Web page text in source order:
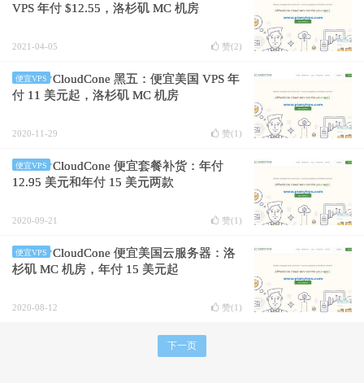
VPS 年付 $12.55，洛杉矶 MC 机房
2021-04-05 赞(2)
便宜VPS
CloudCone 黑五：便宜美国 VPS 年
付 11 美元起，洛杉矶 MC 机房
2020-11-29 赞(1 )
便宜VPS
CloudCone 便宜套餐补货：年付
12.95 美元和年付 15 美元两款
2020-09-21 赞(1 )
便宜VPS
CloudCone 便宜美国云服务器：洛
杉矶 MC 机房，年付 15 美元起
2020-08-12 赞(1 )
下一页